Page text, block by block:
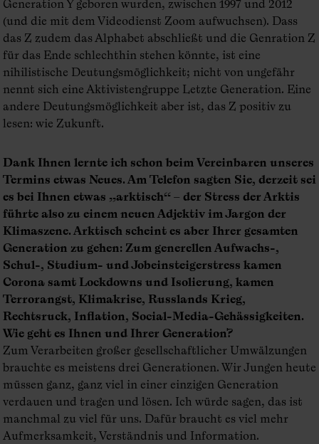
Generation Y geboren wurden, zwischen 1997 und 2012
(und die mit dem Videodienst Zoom aufwuchsen). Dass
das Z zudem das Alphabet abschließt und die Genration Z
für das Ende schlechthin stehen könnte, ist eine
nihilistische Deutungsmöglichkeit; nicht von ungefähr
nennt sich eine Aktivistengruppe Letzte Generation. Eine
andere Deutungsmöglichkeit aber ist, das Z positiv zu
lesen: wie Zukunft.
Dank Ihnen lernte ich schon beim Vereinbaren unseres
Termins etwas Neues. Am Telefon sagten Sie, derzeit sei
es bei Ihnen etwas „arktisch“ – der Stress der Arktis
führte also zu einem neuen Adjektiv im Jargon der
Klimaszene. Arktisch scheint es aber Ihrer gesamten
Generation zu gehen: Zum generellen Aufwachs-,
Schul-, Studium- und Jobeinsteigerstress kamen
Corona samt Lockdowns und Isolierung, kamen
Terrorangst, Klimakrise, Russlands Krieg,
Rechtsruck, Inflation, Social-Media-Gehässigkeiten.
Wie geht es Ihnen und Ihrer Generation?
Zum Verarbeiten großer gesellschaftlicher Umwälzungen
brauchte es meistens drei Generationen. Wir Jungen heute
müssen ganz, ganz viel in einer einzigen Generation
verdauen und tragen und lösen. Ich würde sagen, das ist
manchmal zu viel für uns. Dafür braucht es viel mehr
Aufmerksamkeit, Verständnis und Information.